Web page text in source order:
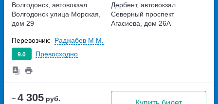
~ 4 305 руб.
Волгодонск, автовокзал
Волгодонск улица Морская,
дом 29
Дербент, автовокзал
Северный проспект
Агасиева, дом 26А
9.0 Превосходно
Перевозчик: Раджабов М М.